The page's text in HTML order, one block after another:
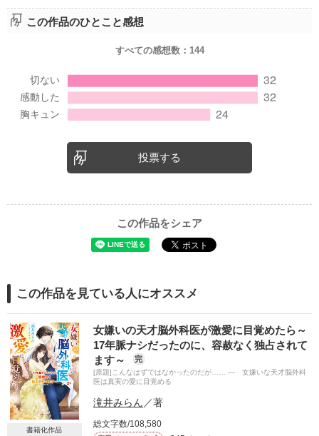
この作品のひとこと感想
すべての感想数： 144
投票する
この作品をシェア
この作品を見ている人にオススメ
書籍化作品
女嫌いの天才脳外科医が激愛に目覚めたら～
17年脈ナシだったのに、容赦なく独占されて
ます～
完
[原題]こんなはずではなかったのだが…… ― 女嫌いな天才脳外科
医は真実の愛に目覚める
滝井みらん ／著
総文字数/108,580